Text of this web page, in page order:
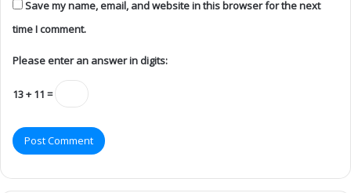
Save my name, email, and website in this browser for the next
time I comment.
Please enter an answer in digits:
13 + 11 =